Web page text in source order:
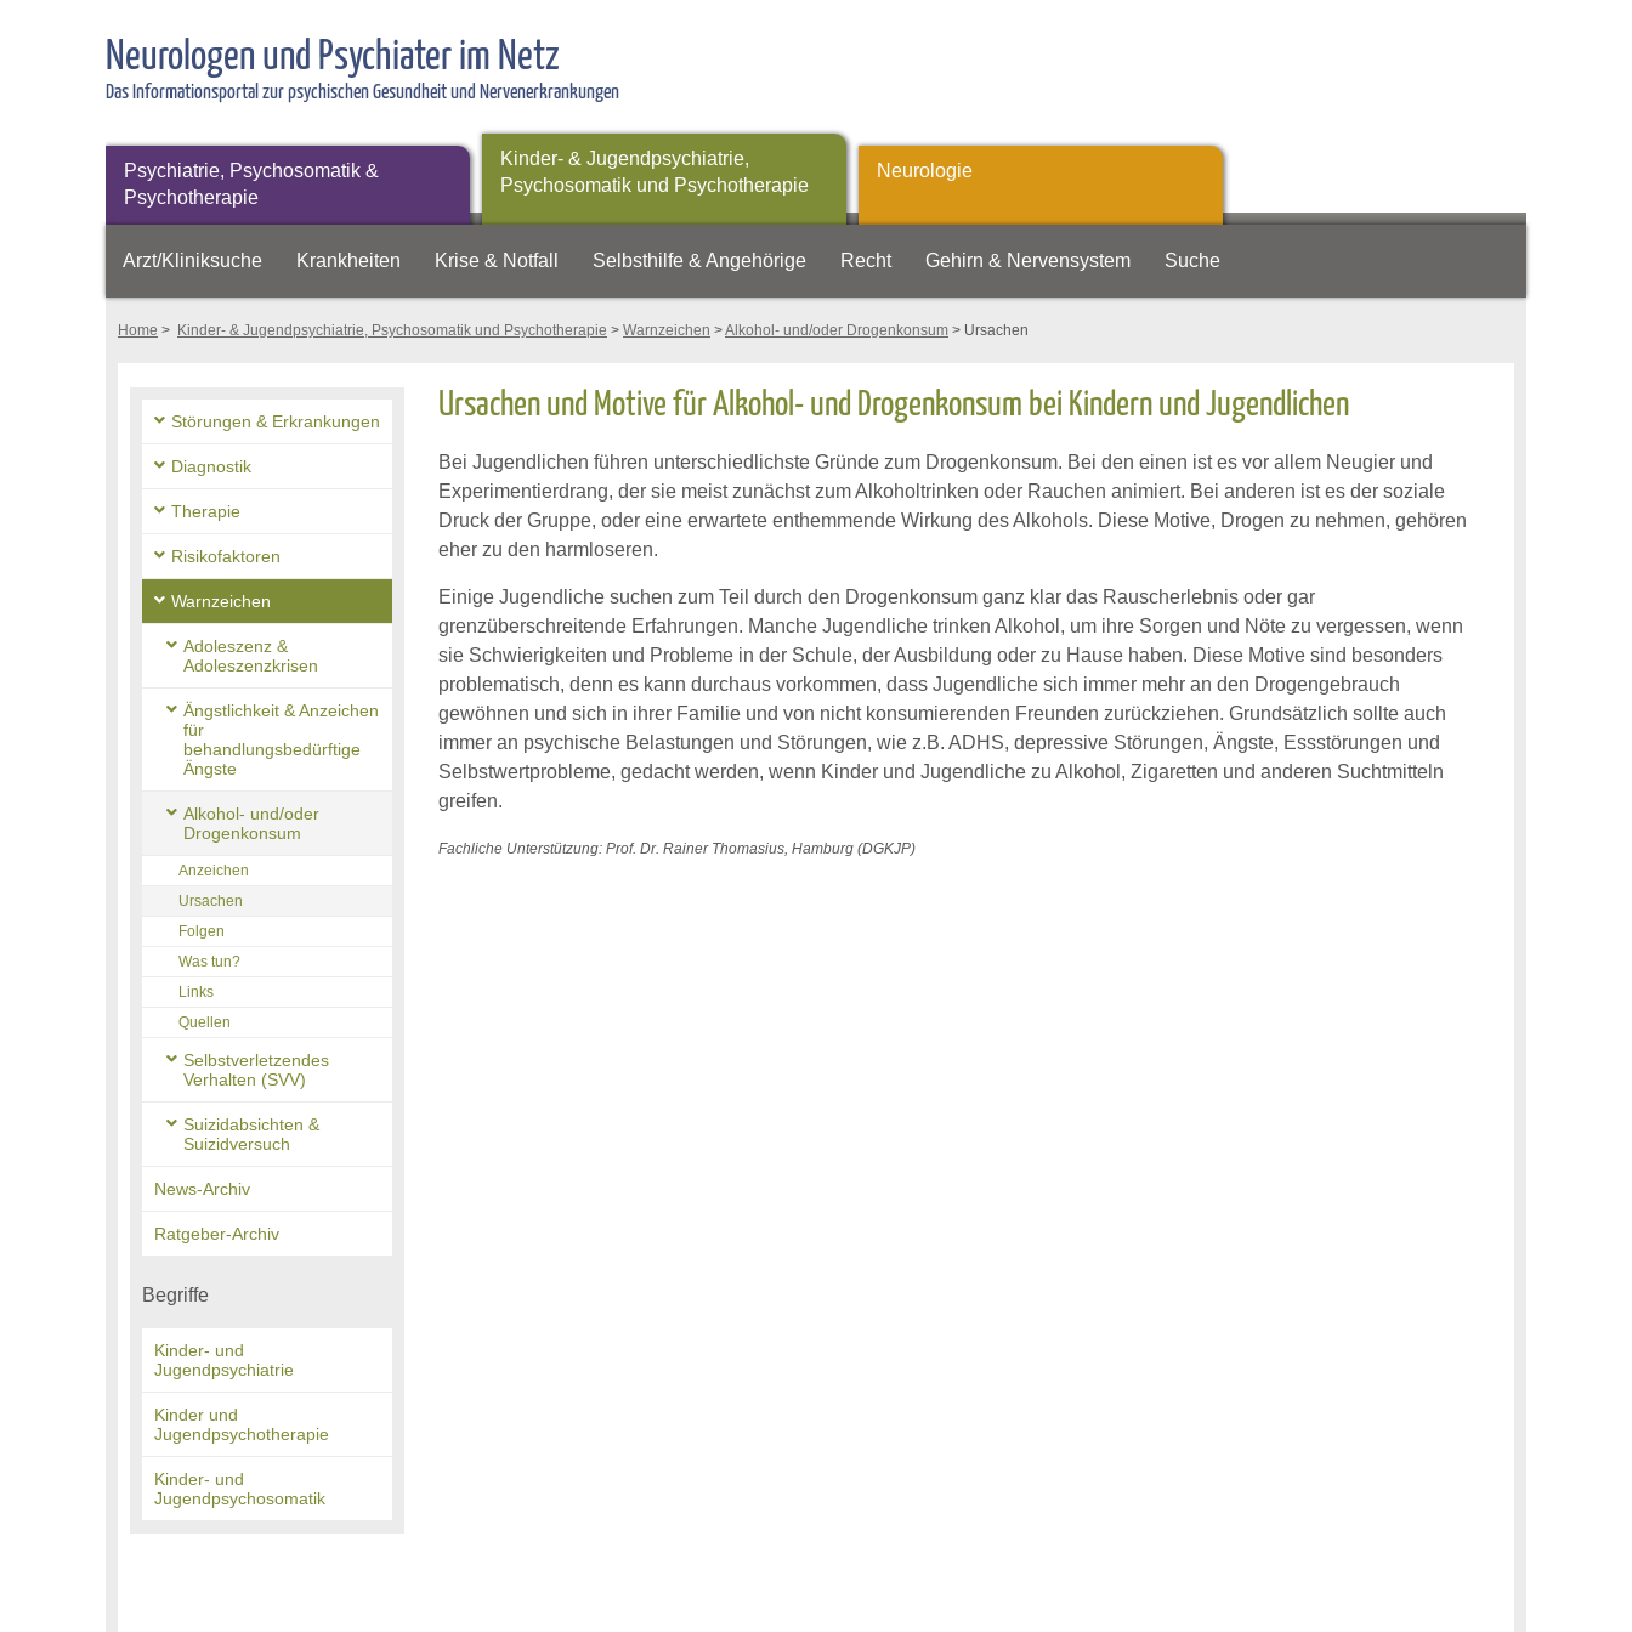
Neurologen und Psychiater im Netz
Das Informationsportal zur psychischen Gesundheit und Nervenerkrankungen
Psychiatrie, Psychosomatik &
Psychotherapie
Kinder- & Jugendpsychiatrie,
Psychosomatik und Psychotherapie
Neurologie
Arzt/Kliniksuche Krankheiten Krise & Notfall Selbsthilfe & Angehörige Recht Gehirn & Nervensystem Suche
Home > Kinder- & Jugendpsychiatrie, Psychosomatik und Psychotherapie > Warnzeichen >Alkohol- und/oder Drogenkonsum > Ursachen
Störungen & Erkrankungen
Diagnostik
Therapie
Risikofaktoren
Warnzeichen
Adoleszenz &
Adoleszenzkrisen
Ängstlichkeit & Anzeichen
für
behandlungsbedürftige
Ängste
Alkohol- und/oder
Drogenkonsum
Anzeichen
Ursachen
Folgen
Was tun?
Links
Quellen
Selbstverletzendes
Verhalten (SVV)
Suizidabsichten &
Suizidversuch
News-Archiv
Ratgeber-Archiv
Begriffe
Kinder- und
Jugendpsychiatrie
Kinder und
Jugendpsychotherapie
Kinder- und
Jugendpsychosomatik
Ursachen und Motive für Alkohol- und Drogenkonsum bei Kindern und Jugendlichen
Bei Jugendlichen führen unterschiedlichste Gründe zum Drogenkonsum. Bei den einen ist es vor allem Neugier und
Experimentierdrang, der sie meist zunächst zum Alkoholtrinken oder Rauchen animiert. Bei anderen ist es der soziale
Druck der Gruppe, oder eine erwartete enthemmende Wirkung des Alkohols. Diese Motive, Drogen zu nehmen, gehören
eher zu den harmloseren.
Einige Jugendliche suchen zum Teil durch den Drogenkonsum ganz klar das Rauscherlebnis oder gar
grenzüberschreitende Erfahrungen. Manche Jugendliche trinken Alkohol, um ihre Sorgen und Nöte zu vergessen, wenn
sie Schwierigkeiten und Probleme in der Schule, der Ausbildung oder zu Hause haben. Diese Motive sind besonders
problematisch, denn es kann durchaus vorkommen, dass Jugendliche sich immer mehr an den Drogengebrauch
gewöhnen und sich in ihrer Familie und von nicht konsumierenden Freunden zurückziehen. Grundsätzlich sollte auch
immer an psychische Belastungen und Störungen, wie z.B. ADHS, depressive Störungen, Ängste, Essstörungen und
Selbstwertprobleme, gedacht werden, wenn Kinder und Jugendliche zu Alkohol, Zigaretten und anderen Suchtmitteln
greifen.
Fachliche Unterstützung: Prof. Dr. Rainer Thomasius, Hamburg (DGKJP)